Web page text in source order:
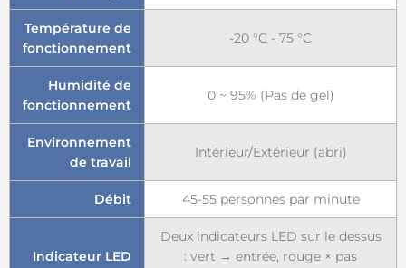
Température de
fonctionnement
-20 °C - 75 °C
Humidité de
fonctionnement
0 ~ 95% (Pas de gel)
Environnement
de travail
Intérieur/Extérieur (abri)
Débit 45-55 personnes par minute
Indicateur LED
Deux indicateurs LED sur le dessus
: vert → entrée, rouge × pas